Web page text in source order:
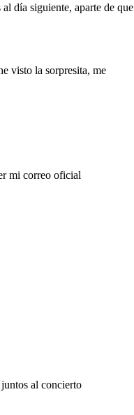
día siguiente, aparte de que
visto la sorpresita, me
mi correo oficial
al concierto